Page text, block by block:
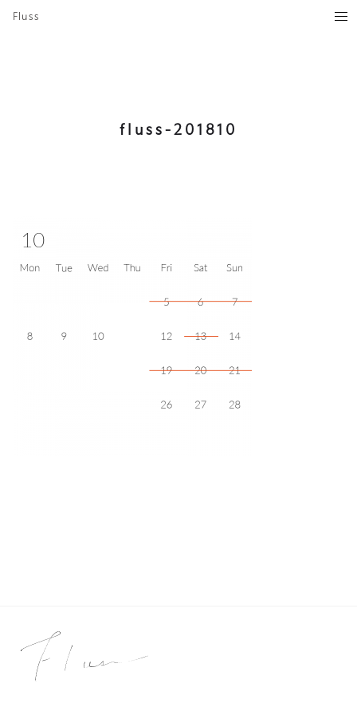
Fluss
fluss-201810